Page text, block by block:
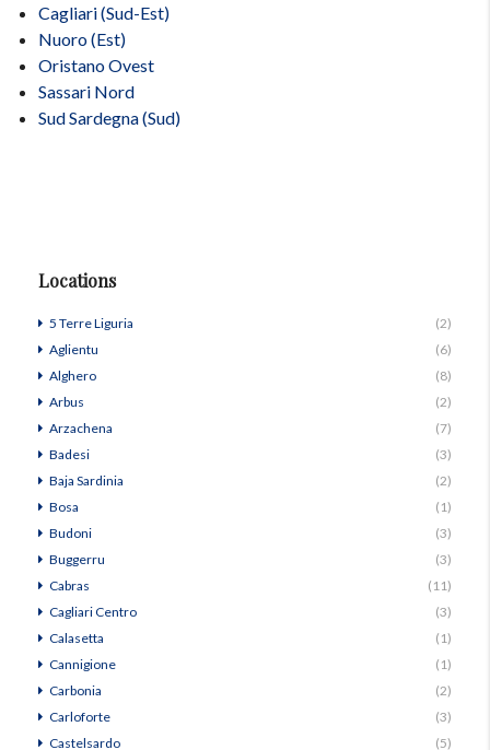
Cagliari (Sud-Est)
Nuoro (Est)
Oristano Ovest
Sassari Nord
Sud Sardegna (Sud)
Locations
5 Terre Liguria
(2)
Aglientu
(6)
Alghero
(8)
Arbus
(2)
Arzachena
(7)
Badesi
(3)
Baja Sardinia
(2)
Bosa
(1)
Budoni
(3)
Buggerru
(3)
Cabras
(11)
Cagliari Centro
(3)
Calasetta
(1)
Cannigione
(1)
Carbonia
(2)
Carloforte
(3)
Castelsardo
(5)